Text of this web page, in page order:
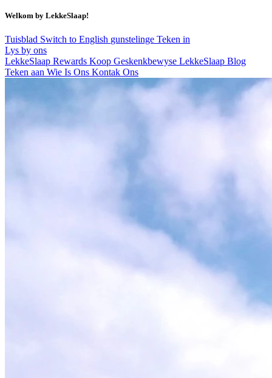
Welkom by LekkeSlaap!
Tuisblad Switch to English gunstelinge Teken in
Lys by ons
LekkeSlaap Rewards Koop Geskenkbewyse LekkeSlaap Blog
Teken aan Wie Is Ons Kontak Ons